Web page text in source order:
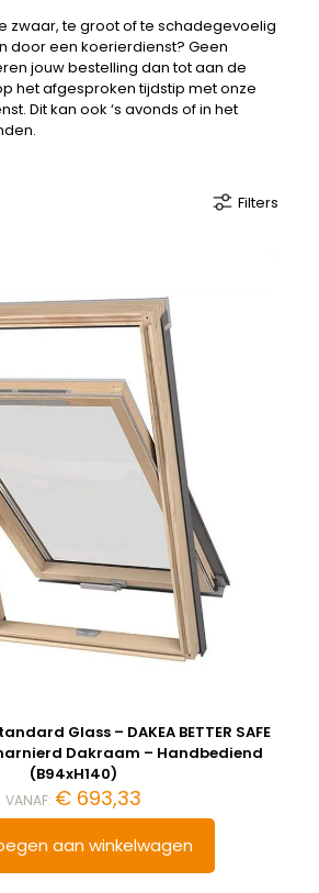
zwaar, te groot of te schadegevoelig
door een koerierdienst? Geen
jouw bestelling dan tot aan de
het afgesproken tijdstip met onze
Dit kan ook ‘s avonds of in het
Filters
Glass – DAKEA BETTER SAFE
Dakraam – Handbediend
(B94xH140)
VANAF: € 693,33
aan winkelwagen